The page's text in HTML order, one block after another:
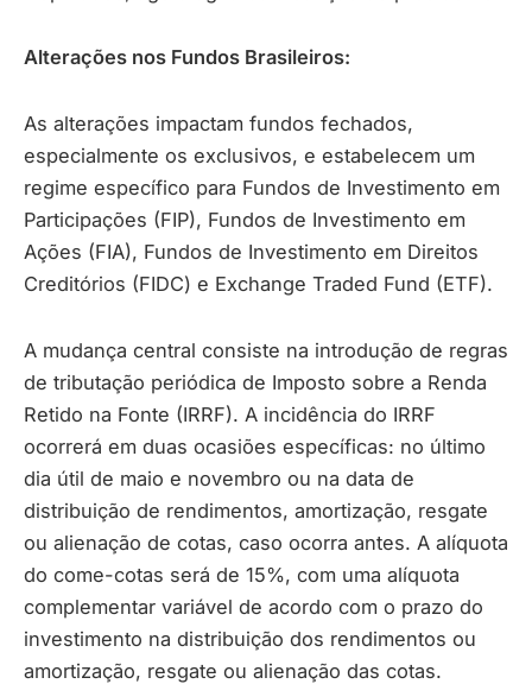
Alterações nos Fundos Brasileiros:
As alterações impactam fundos fechados,
especialmente os exclusivos, e estabelecem um
regime específico para Fundos de Investimento em
Participações (FIP), Fundos de Investimento em
Ações (FIA), Fundos de Investimento em Direitos
Creditórios (FIDC) e Exchange Traded Fund (ETF).
A mudança central consiste na introdução de regras
de tributação periódica de Imposto sobre a Renda
Retido na Fonte (IRRF). A incidência do IRRF
ocorrerá em duas ocasiões específicas: no último
dia útil de maio e novembro ou na data de
distribuição de rendimentos, amortização, resgate
ou alienação de cotas, caso ocorra antes. A alíquota
do come-cotas será de 15%, com uma alíquota
complementar variável de acordo com o prazo do
investimento na distribuição dos rendimentos ou
amortização, resgate ou alienação das cotas.